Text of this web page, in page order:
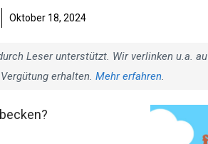
Oktober 18, 2024
Leser unterstützt. Wir verlinken u.a.
erhalten. Mehr erfahren.